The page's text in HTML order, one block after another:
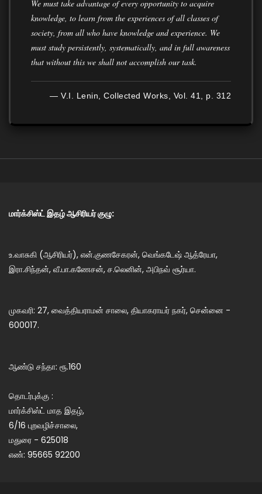
We must take advantage of every opportunity to acquire
knowledge, to learn from the experiences of all classes of
society, from all who have knowledge and experience. We
must study persistently, systematically, and in full awareness
that without this we shall not accomplish our task.
— V.I. Lenin, Collected Works, Vol. 41, p. 312
மார்க்சிஸ்ட் இதழ் ஆசிரியர் குழு:
உ.வாசுகி (ஆசிரியர்), என்.குணசேகரன், வெங்கடேஷ் ஆத்ரேயா,
இரா.சிந்தன், வீ.பா.கணேசன், ச.லெனின், அபிநவ் சூர்யா.
முகவரி: 27, வைத்தியராமன் சாலை, தியாகராயர் நகர், சென்னை -
600017.
ஆண்டு சந்தா: ரூ.160
தொடர்புக்கு :
மார்க்சிஸ்ட் மாத இதழ்,
6/16 புறவழிச்சாலை,
மதுரை - 625018
எண்: 95665 92200